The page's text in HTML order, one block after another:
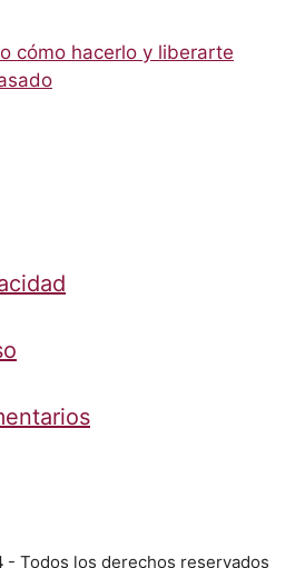
cómo hacerlo y liberarte
- Todos los derechos reservados